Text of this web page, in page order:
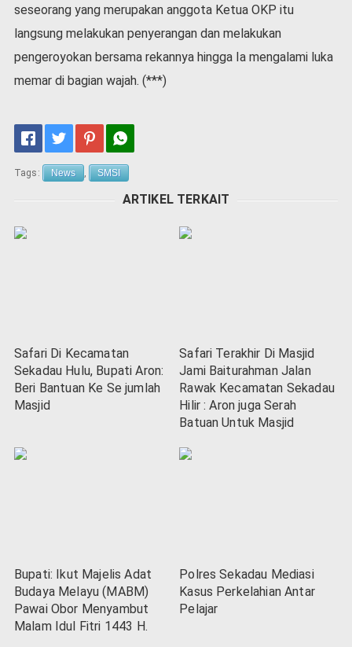
seseorang yang merupakan anggota Ketua OKP itu
langsung melakukan penyerangan dan melakukan
pengeroyokan bersama rekannya hingga Ia mengalami luka
memar di bagian wajah. (***)
Tags: News , SMSI
ARTIKEL TERKAIT
Safari Di Kecamatan
Sekadau Hulu, Bupati Aron:
Beri Bantuan Ke Se jumlah
Masjid
Safari Terakhir Di Masjid
Jami Baiturahman Jalan
Rawak Kecamatan Sekadau
Hilir : Aron juga Serah
Batuan Untuk Masjid
Bupati: Ikut Majelis Adat
Budaya Melayu (MABM)
Pawai Obor Menyambut
Malam Idul Fitri 1443 H.
Polres Sekadau Mediasi
Kasus Perkelahian Antar
Pelajar